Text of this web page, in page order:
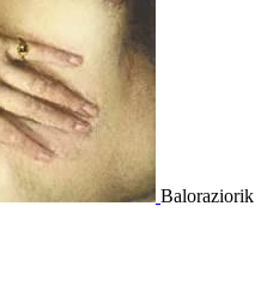
Baloraziorik